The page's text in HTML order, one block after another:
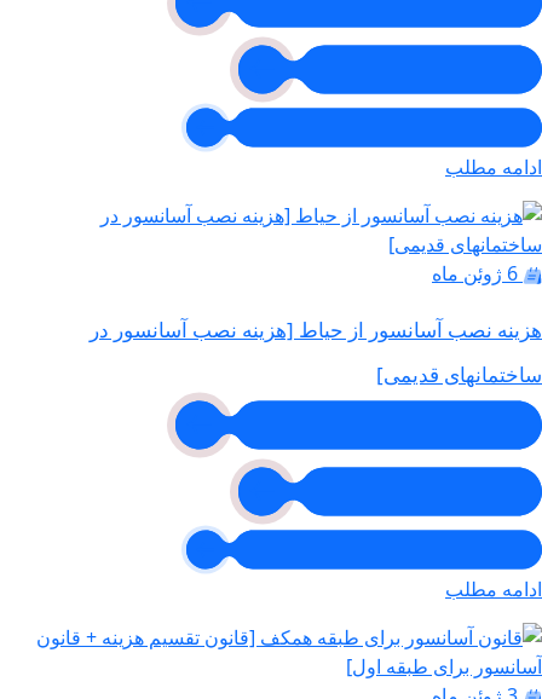
ادامه مطلب
هزینه نصب آسانسور از حیاط [هزینه نصب آسانسور در
ساختمانهای قدیمی]
ادامه مطلب